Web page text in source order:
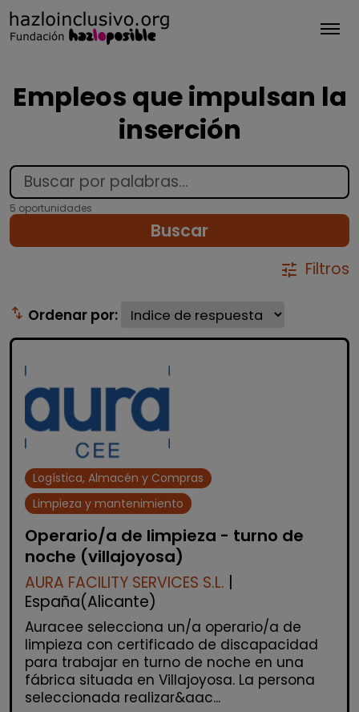
Empleos que impulsan la
inserción
5 oportunidades
Buscar
tune Filtros
swap_vert Ordenar por:
Logística, Almacén y Compras
Limpieza y mantenimiento
Operario/a de limpieza - turno de
noche (villajoyosa)
AURA FACILITY SERVICES S.L.
España(Alicante)
Auracee selecciona un/a operario/a de
limpieza con certificado de discapacidad
para trabajar en turno de noche en una
fábrica situada en Villajoyosa. La persona
seleccionada realizar&aac...